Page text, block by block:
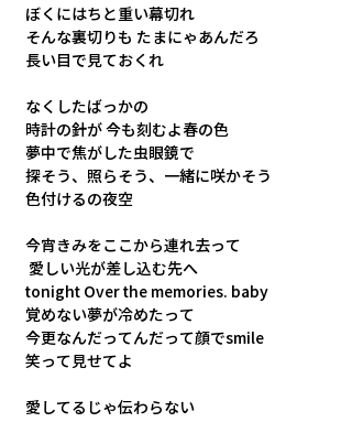
ぼくにはちと重い幕切れ
そんな裏切りも たまにゃあんだろ
長い目で見ておくれ
なくしたばっかの
時計の針が 今も刻むよ春の色
夢中で焦がした虫眼鏡で
探そう、照らそう、一緒に咲かそう
色付けるの夜空
今宵きみをここから連れ去って
愛しい光が差し込む先へ
tonight Over the memories. baby
覚めない夢が冷めたって
今更なんだってんだって顔でsmile
笑って見せてよ
愛してるじゃ伝わらない